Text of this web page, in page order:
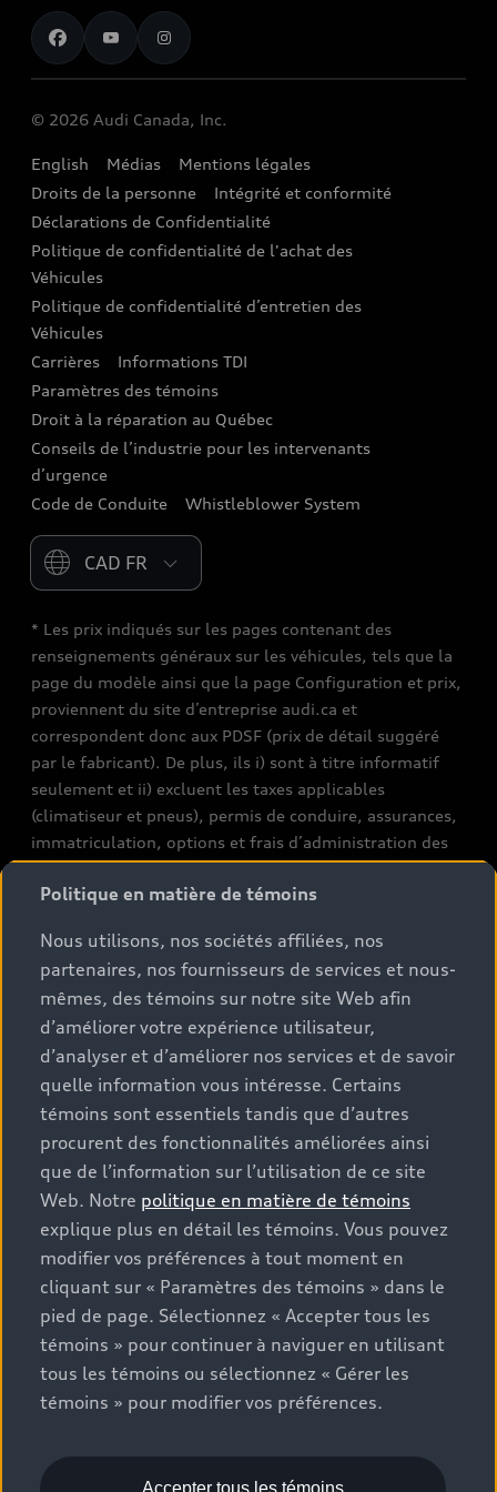
Restez au courant
Services Financiers Audi
Audi Boutique
Accessoires
Audi connect
Assistance routière
Audi Care
Centres de carrosserie Audi
Garanties Audi et couverture
Pour nous joindre
Rappels
© 2026 Audi Canada, Inc.
English Médias
Mentions légales
Droits de la personne
Intégrité et conformité
Déclarations de Confidentialité
Politique de confidentialité de l'achat des
Véhicules
Politique de confidentialité d’entretien des
Véhicules
Carrières
Informations TDI
Paramètres des témoins
Droit à la réparation au Québec
Conseils de l’industrie pour les intervenants
d’urgence
Code de Conduite
Whistleblower System
Please select country
* Les prix indiqués sur les pages contenant des
renseignements généraux sur les véhicules, tels que la
page du modèle ainsi que la page Configuration et prix,
proviennent du site d’entreprise audi.ca et
correspondent donc aux PDSF (prix de détail suggéré
par le fabricant). De plus, ils i) sont à titre informatif
seulement et ii) excluent les taxes applicables
(climatiseur et pneus), permis de conduire, assurances,
immatriculation, options et frais d’administration des
concessionnaires. Les conditions et prix de vente réels
sont fixés par les concessionnaires. Les prix indiqués sur
d’occasion sont des prix de vente, tels que fixés par les
concessionnaires, et incluent les frais applicables tels
que les frais de transport et d’inspection de
prélivraison, les taxes environnementales (pour les
véhicules neufs) et les frais d’administration des
concessionnaires, mais n’incluent pas les taxes de
vente. Veuillez noter que les prix indiqués sur la page «
Estimation des paiements » correspondent aux PDSF
figurant sur la page « Configuration et prix » (à titre
informatif) et aux prix de vente figurant sur les pages
de recherche des stocks de véhicules neufs ou
d’occasion (prix de vente réels). Sur les pages de
renseignements généraux sur les véhicules, les modèles
sont présentés à titre d’exemple seulement et peuvent
inclure des caractéristiques qui ne sont pas offertes sur
les modèles canadiens. Bien que des efforts soient faits
pour garantir l’exactitude, des erreurs peuvent survenir
ou l’offre peut changer, veuillez consulter le
spécifications du modèle actuel. Tous droits réservés.
Les marques de commerce Audi AG sont utilisées sous
Politique en matière de témoins
Nous utilisons, nos sociétés affiliées, nos
partenaires, nos fournisseurs de services et nous-
mêmes, des témoins sur notre site Web afin
d’améliorer votre expérience utilisateur,
d’analyser et d’améliorer nos services et de savoir
quelle information vous intéresse. Certains
témoins sont essentiels tandis que d’autres
procurent des fonctionnalités améliorées ainsi
que de l’information sur l’utilisation de ce site
Web. Notre politique en matière de témoins
explique plus en détail les témoins. Vous pouvez
modifier vos préférences à tout moment en
cliquant sur « Paramètres des témoins » dans le
pied de page. Sélectionnez « Accepter tous les
témoins » pour continuer à naviguer en utilisant
tous les témoins ou sélectionnez « Gérer les
témoins » pour modifier vos préférences.
Accepter tous les témoins